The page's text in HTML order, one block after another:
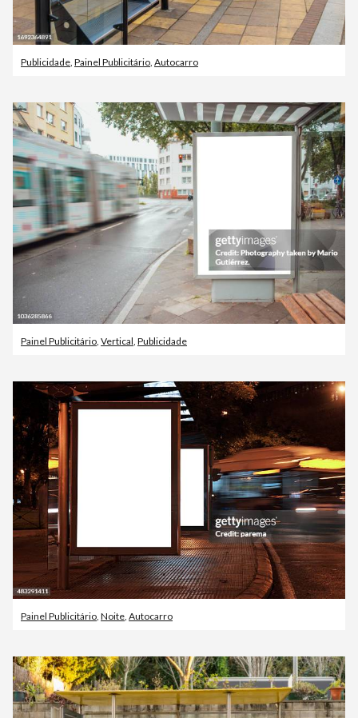
Publicidade, Painel Publicitário, Autocarro
Painel Publicitário, Vertical, Publicidade
Painel Publicitário, Noite, Autocarro